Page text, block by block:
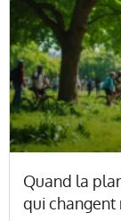
Quand la
qui